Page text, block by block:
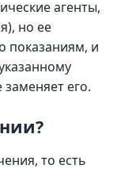
агенты,
но ее
показаниям, и
его.
то есть